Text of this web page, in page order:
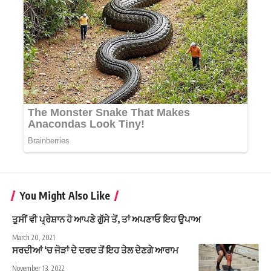
You Might Also Like
ਤੁਸੀਂ ਵੀ ਪ੍ਰੇਸ਼ਾਨ ਹੋ ਆਪਣੇ ਗੁੱਸੇ ਤੋਂ, ਤਾਂ ਅਪਣਾਓ ਇਹ ਉਪਾਅ
March 20, 2021
ਸਰਦੀਆਂ ‘ਚ ਜੋੜਾਂ ਦੇ ਦਰਦ ਤੋਂ ਇਹ ਤੇਲ ਦੇਣਗੇ ਆਰਾਮ
November 13, 2022